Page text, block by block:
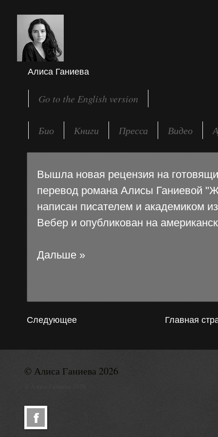
Алиса Ганиева
Go to the English version
Био Книги Пресса Видео
Вышла новая рецензия на
перевод романа Алисы Ганиевой
написан писателем и академиком
Вебер и опубликован на
Дальше »
Следующее Главная
© Алиса Ганиева 2026